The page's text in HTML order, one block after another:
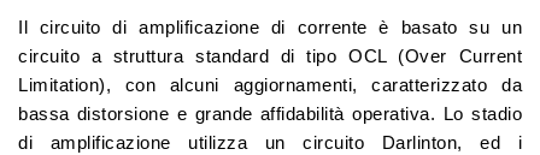
Il circuito di amplificazione di corrente è basato su un
circuito a struttura standard di tipo OCL (Over Current
Limitation), con alcuni aggiornamenti, caratterizzato da
bassa distorsione e grande affidabilità operativa. Lo stadio
di amplificazione utilizza un circuito Darlinton, ed i